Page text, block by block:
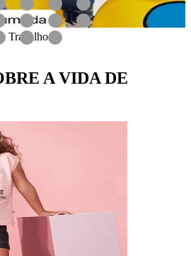
Trabalho
A VIDA DE